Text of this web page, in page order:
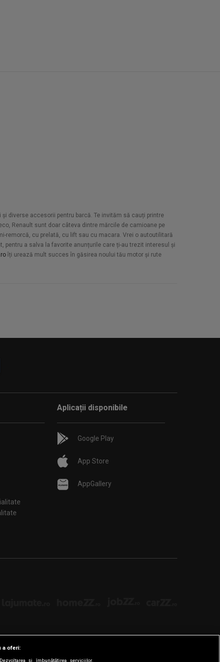
diverse accesorii pentru barcă. Te invităm să cauți printre
Renault sunt doar câteva dintre mărcile de camioane pe
remorcă, cu prelată, cu lift sau cu macara. Vrei o autoutilitară
pentru a salva la favorite anunțurile care ți-au trezit interesul și
îți urează mult succes în găsirea noului tău motor și rute
Aplicații disponibile
Google Play
App Store
AppGallery
a oferi:
și îmbunătățirea serviciilor.